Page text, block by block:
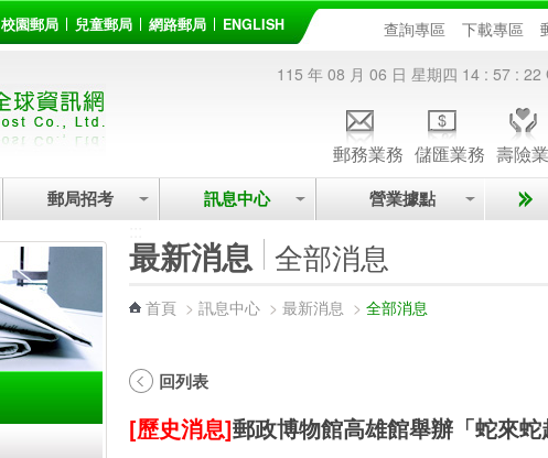
校園郵局 兒童郵局 網路郵局 ENGLISH 查詢專區 下載專區
115 年 08 月 06 日 星期四 14 : 57 : 22
郵務業務 儲匯業務 壽險
郵局招考 訊息中心 營業據點
最新消息 全部消息
首頁 > 訊息中心 > 最新消息 > 全部消息
回列表
[歷史消息]郵政博物館高雄館舉辦「蛇來蛇